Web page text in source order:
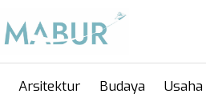
Arsitektur Budaya Usaha